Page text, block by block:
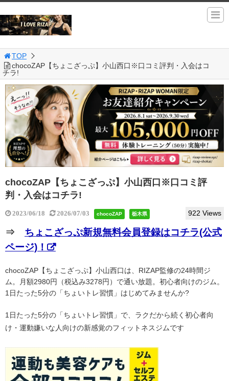
TOP
chocoZAP【ちょこざっぷ】小山西口※口コミ評判・入会はコ
チラ!
chocoZAP【ちょこざっぷ】小山西口※口コミ評
判・入会はコチラ!
2023/06/18 2026/07/03 chocoZAP 栃木県 922 Views
⇒ ちょこざっぷ新規無料会員登録はコチラ(公式
ページ)！
chocoZAP【ちょこざっぷ】小山西口は、RIZAP監修の24時間ジ
ム。月額2980円（税込み3278円）で通い放題。初心者向けのジム。
1日たった5分の「ちょいトレ習慣」はじめてみませんか?
1日たった5分の「ちょいトレ習慣」で、ラクだから続く初心者向
け・運動嫌いな人向けの新感覚のフィットネスジムです